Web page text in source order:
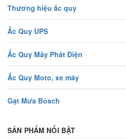
Thương hiệu ắc quy
Ắc Quy UPS
Ắc Quy Máy Phát Điện
Ắc Quy Moto, xe máy
Gạt Mưa Bosch
SẢN PHẨM NỔI BẬT